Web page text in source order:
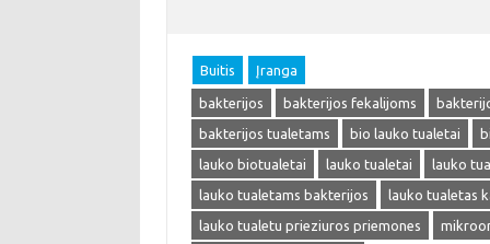
Buitis Įranga
bakterijos bakterijos fekalijoms
bakterijos tualetams
bio lauko tualetai
lauko biotualetai
lauko tualetai lauko
lauko tualetams bakterijos
lauko tualetas
lauko tualetu prieziuros priemones